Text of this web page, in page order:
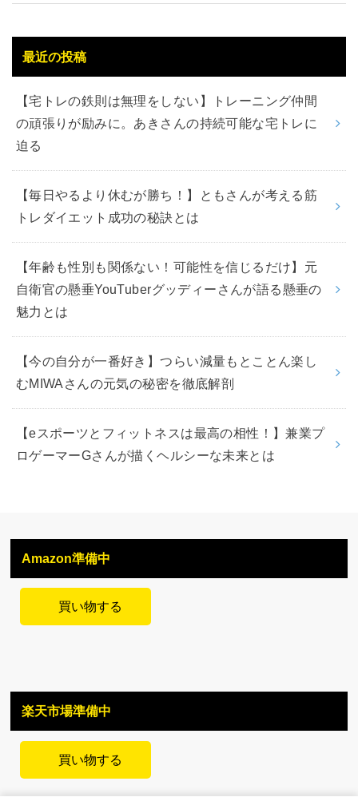
最近の投稿
【宅トレの鉄則は無理をしない】トレーニング仲間
の頑張りが励みに。あきさんの持続可能な宅トレに
迫る
【毎日やるより休むが勝ち！】ともさんが考える筋
トレダイエット成功の秘訣とは
【年齢も性別も関係ない！可能性を信じるだけ】元
自衛官の懸垂YouTuberグッディーさんが語る懸垂の
魅力とは
【今の自分が一番好き】つらい減量もとことん楽し
むMIWAさんの元気の秘密を徹底解剖
【eスポーツとフィットネスは最高の相性！】兼業プ
ロゲーマーGさんが描くヘルシーな未来とは
Amazon準備中
買い物する
楽天市場準備中
買い物する